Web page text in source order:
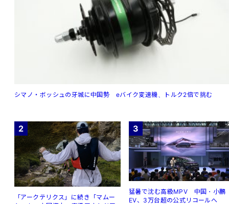
シマノ・ボッシュの牙城に中国勢 eバイク変速機、トルク2倍で挑む
2
「アークテリクス」に続き「マムー
3
猛暑で沈む高級MPV 中国・小鵬
EV、3万台超の公式リコールへ